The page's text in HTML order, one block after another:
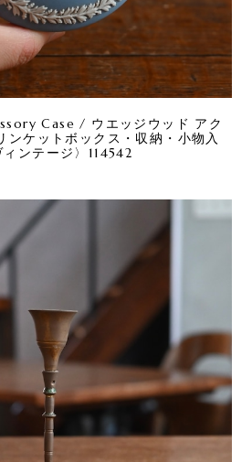
Case / ウエッジウッド アク
ンケットボックス・収納・小物入
ンテージ〉114542